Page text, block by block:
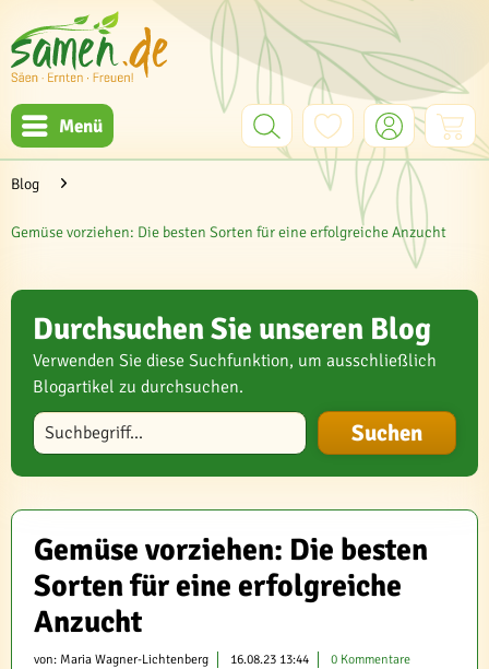
Menü
Blog
Gemüse vorziehen: Die besten Sorten für eine erfolgreiche Anzucht
Durchsuchen Sie unseren Blog
Verwenden Sie diese Suchfunktion, um ausschließlich
Blogartikel zu durchsuchen.
Blog durchsuchen
Gemüse vorziehen: Die besten
Sorten für eine erfolgreiche
Anzucht
von: Maria Wagner-Lichtenberg 16.08.23 13:44 0 Kommentare